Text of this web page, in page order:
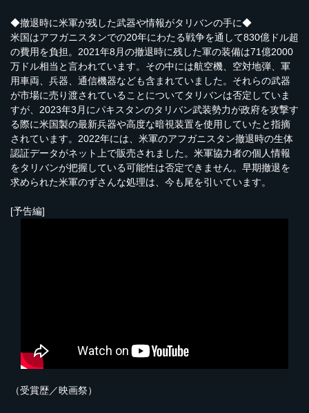
◆撤退時に米軍が残した武器や情報がタリバンの手に◆
米国はアフガニスタンでの20年にわたる戦争を通して830億ドル超
の費用を負担。2021年8月の撤退時に残した軍の装備は71億2000
万ドル相当と言われています。その中には航空機、空対地弾、軍
用車両、兵器、通信機器なども含まれていました。それらの武器
が市場に売り渡されていることについてタリバンは否定していま
すが、2023年3月にパキスタンのタリバン武装勢力が政府を攻撃す
る際に米国製の最新兵器や高度な暗視装置を使用していたと指摘
されています。2022年には、米軍のアフガニスタン撤退時の生体
認証データがネット上で販売されました。米軍協力者の個人情報
をタリバンが把握している可能性は否定できません。早期撤退を
求められた米軍のずさんな処理は、今も尾を引いています。
[予告編]
（受賞歴／映画祭）